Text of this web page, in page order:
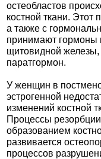
остеобластов
костной ткани. Этот
а также с
принимают гормоны
щитовидной
паратгормон.
У женщин в
эстрогенной
изменений костной
Процессы
образованием
развивается
процессов